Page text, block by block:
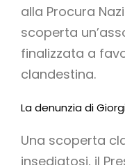
alla Procura
scoperta
finalizzata a
clandestina.
La denunzia di
Una scoperta
insediatosi, il